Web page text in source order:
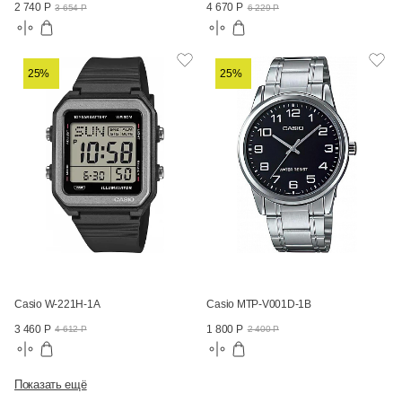
2 740 Р 3 654 Р
4 670 Р 6 229 Р
25%
Casio W-221H-1A
3 460 Р 4 612 Р
25%
Casio MTP-V001D-1B
1 800 Р 2 400 Р
Показать ещё